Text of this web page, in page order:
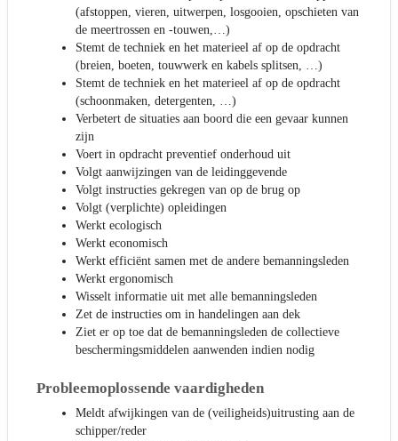
(afstoppen, vieren, uitwerpen, losgooien, opschieten van
de meertrossen en -touwen,…)
Stemt de techniek en het materieel af op de opdracht
(breien, boeten, touwwerk en kabels splitsen, …)
Stemt de techniek en het materieel af op de opdracht
(schoonmaken, detergenten, …)
Verbetert de situaties aan boord die een gevaar kunnen
zijn
Voert in opdracht preventief onderhoud uit
Volgt aanwijzingen van de leidinggevende
Volgt instructies gekregen van op de brug op
Volgt (verplichte) opleidingen
Werkt ecologisch
Werkt economisch
Werkt efficiënt samen met de andere bemanningsleden
Werkt ergonomisch
Wisselt informatie uit met alle bemanningsleden
Zet de instructies om in handelingen aan dek
Ziet er op toe dat de bemanningsleden de collectieve
beschermingsmiddelen aanwenden indien nodig
Probleemoplossende vaardigheden
Meldt afwijkingen van de (veiligheids)uitrusting aan de
schipper/reder